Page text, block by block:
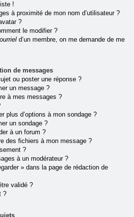
!
à proximité de mon nom d’utilisateur ?
?
le modifier ?
d’un membre, on me demande de me
de messages
ou poster une réponse ?
un message ?
à mes messages ?
plus d’options à mon sondage ?
un sondage ?
à un forum ?
des fichiers à mon message ?
?
à un modérateur ?
» dans la page de rédaction de
validé ?
?